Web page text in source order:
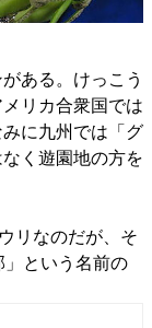
ある。けっこう
リカ合衆国では
に九州では「グ
く遊園地の方を
リなのだが、そ
という名前の